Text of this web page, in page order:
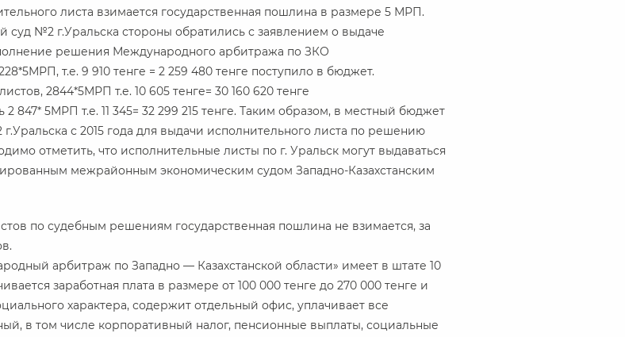
листа взимается государственная пошлина в размере 5 МРП.
суд №2 г.Уральска стороны обратились с заявлением о выдаче
решения Международного арбитража по ЗКО
т.е. 9 910 тенге = 2 259 480 тенге поступило в бюджет.
2844*5МРП т.е. 10 605 тенге= 30 160 620 тенге
847* 5МРП т.е. 11 345= 32 299 215 тенге. Таким образом, в местный бюджет
с 2015 года для выдачи исполнительного листа по решению
отметить, что исполнительные листы по г. Уральск могут выдаваться
межрайонным экономическим судом Западно-Казахстанским
по судебным решениям государственная пошлина не взимается, за
арбитраж по Западно — Казахстанской области» имеет в штате 10
заработная плата в размере от 100 000 тенге до 270 000 тенге и
характера, содержит отдельный офис, уплачивает все
в том числе корпоративный налог, пенсионные выплаты, социальные